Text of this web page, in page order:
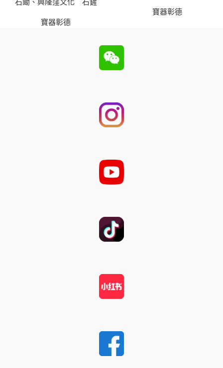
石鋤、興隆窪文化 石鏟
寶器彰德
寶器彰德